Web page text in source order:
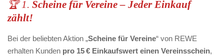
🏆 1. Scheine für Vereine – Jeder Einkauf
zählt!
Bei der beliebten Aktion „Scheine für Vereine“ von REWE
erhalten Kunden pro 15 € Einkaufswert einen Vereinsschein,